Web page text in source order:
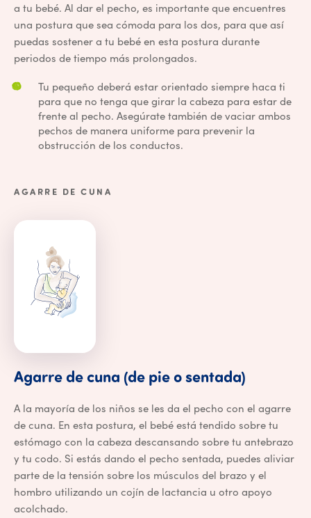
a tu bebé. Al dar el pecho, es importante que encuentres
una postura que sea cómoda para los dos, para que así
puedas sostener a tu bebé en esta postura durante
periodos de tiempo más prolongados.
Tu pequeño deberá estar orientado siempre haca ti
para que no tenga que girar la cabeza para estar de
frente al pecho. Asegúrate también de vaciar ambos
pechos de manera uniforme para prevenir la
obstrucción de los conductos.
AGARRE DE CUNA
Agarre de cuna (de pie o sentada)
A la mayoría de los niños se les da el pecho con el agarre
de cuna. En esta postura, el bebé está tendido sobre tu
estómago con la cabeza descansando sobre tu antebrazo
y tu codo. Si estás dando el pecho sentada, puedes aliviar
parte de la tensión sobre los músculos del brazo y el
hombro utilizando un cojín de lactancia u otro apoyo
acolchado.